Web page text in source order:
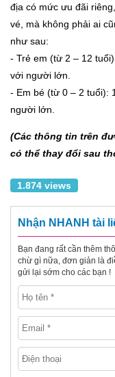
địa có mức ưu đãi
vé, mà không phải ai
như sau:
- Trẻ em (từ 2 – 12
với người lớn.
- Em bé (từ 0 – 2 tuổi):
người lớn.
(Các thông tin trên
có thể thay đổi sau
1.874 views
Nhận NHANH tài
Bạn đang rất cần thêm
chừ gì nữa, đơn giản là
gửi lại sớm cho các bạn !